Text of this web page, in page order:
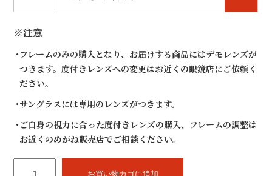
※注意
フレームのみの購入となり、お届けする商品にはデモレンズが
つきます。度付きレンズへの変更はお近くの眼鏡店にご依頼く
ださい。
サングラスには専用のレンズがつきます。
ご自身の視力に合った度付きレンズの購入、フレームの調整は
お近くのめがね販売店でご相談ください。
FU×PAS
お買い物カゴに追加